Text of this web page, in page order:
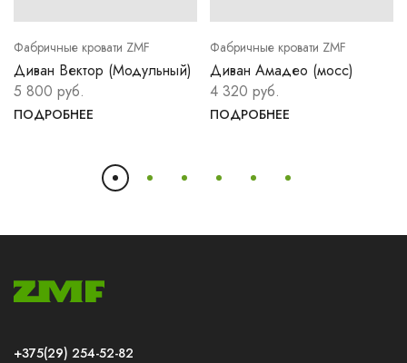
Фабричные кровати ZMF
Диван Вектор (Модульный)
5 800 руб.
ПОДРОБНЕЕ
Фабричные кровати ZMF
Диван Амадео (мосс)
4 320 руб.
ПОДРОБНЕЕ
+375(29) 254-52-82